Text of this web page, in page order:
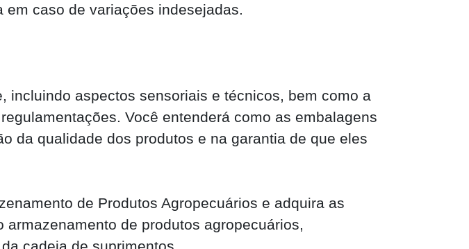
caso de variações indesejadas.
incluindo aspectos sensoriais e técnicos, bem como a
Você entenderá como as embalagens
da qualidade dos produtos e na garantia de que eles
de Produtos Agropecuários e adquira as
de produtos agropecuários,